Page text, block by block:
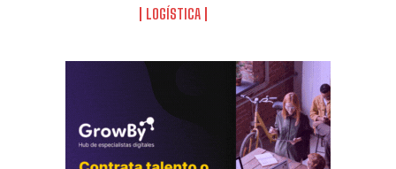
LOGÍSTICA